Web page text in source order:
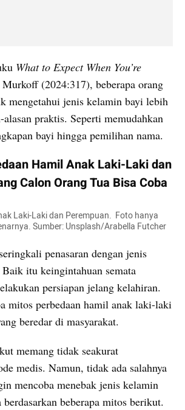
What to Expect When You’re
(2024:317), beberapa orang
mengetahui jenis kelamin bayi lebih
praktis. Seperti memudahkan
bayi hingga pemilihan nama.
Hamil Anak Laki-Laki dan
Calon Orang Tua Bisa Coba
Laki-Laki dan Perempuan.  Foto hanya
Sumber: Unsplash/Arabella Futcher
seringkali penasaran dengan jenis
itu keingintahuan semata
persiapan jelang kelahiran.
mitos perbedaan hamil anak laki-laki
beredar di masyarakat.
memang tidak seakurat
medis. Namun, tidak ada salahnya
mencoba menebak jenis kelamin
beberapa mitos berikut.